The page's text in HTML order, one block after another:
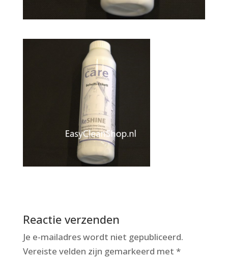
Reactie verzenden
Je e-mailadres wordt niet gepubliceerd.
Vereiste velden zijn gemarkeerd met *